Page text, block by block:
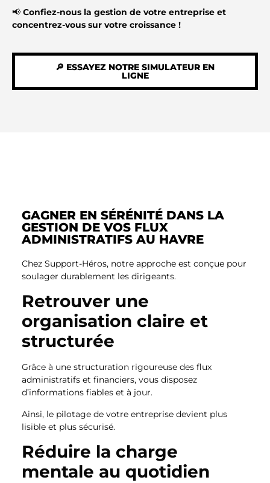
📢 Confiez-nous la gestion de votre entreprise et
concentrez-vous sur votre croissance !
🔎 ESSAYEZ NOTRE SIMULATEUR EN
LIGNE
GAGNER EN SÉRÉNITÉ DANS LA
GESTION DE VOS FLUX
ADMINISTRATIFS AU HAVRE
Chez Support-Héros, notre approche est conçue pour
soulager durablement les dirigeants.
Retrouver une
organisation claire et
structurée
Grâce à une structuration rigoureuse des flux
administratifs et financiers, vous disposez
d’informations fiables et à jour.
Ainsi, le pilotage de votre entreprise devient plus
lisible et plus sécurisé.
Réduire la charge
mentale au quotidien